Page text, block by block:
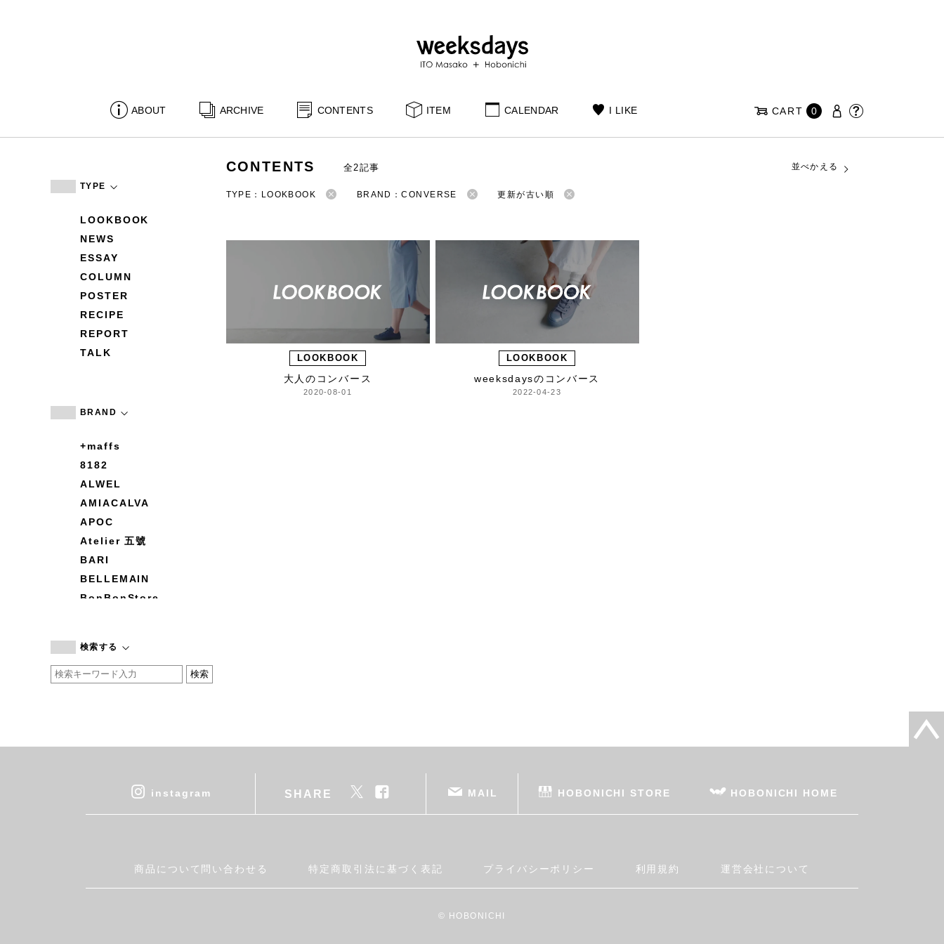
ABOUT ARCHIVE CONTENTS ITEM CALENDAR I LIKE CART 0
TYPE
LOOKBOOK
NEWS
ESSAY
COLUMN
POSTER
RECIPE
REPORT
TALK
BRAND
+maffs
8182
ALWEL
AMIACALVA
APOC
Atelier 五號
BARI
BELLEMAIN
BonBonStore
by basics
CATWORTH
cohan
DEAN & DELUCA
Fatima Morocco
検索する
CONTENTS 全2記事 並べかえる
TYPE：LOOKBOOK BRAND：CONVERSE 更新が古い順
LOOKBOOK
大人のコンバース
2020-08-01
LOOKBOOK
weeksdaysのコンバース
2022-04-23
instagram SHARE MAIL HOBONICHI STORE HOBONICHI HOME
商品について問い合わせる 特定商取引法に基づく表記 プライバシーポリシー 利用規約 運営会社について
© HOBONICHI